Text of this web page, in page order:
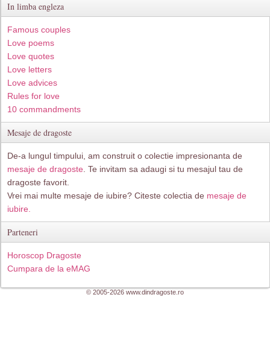
In limba engleza
Famous couples
Love poems
Love quotes
Love letters
Love advices
Rules for love
10 commandments
Mesaje de dragoste
De-a lungul timpului, am construit o colectie impresionanta de
mesaje de dragoste . Te invitam sa adaugi si tu mesajul tau de
dragoste favorit.
Vrei mai multe mesaje de iubire? Citeste colectia de mesaje de
iubire.
Parteneri
Horoscop Dragoste
Cumpara de la eMAG
© 2005-2026 www.dindragoste.ro